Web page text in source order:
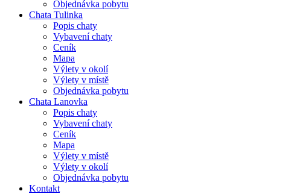
Objednávka pobytu
Chata Tulinka
Popis chaty
Vybavení chaty
Ceník
Mapa
Výlety v okolí
Výlety v místě
Objednávka pobytu
Chata Lanovka
Popis chaty
Vybavení chaty
Ceník
Mapa
Výlety v místě
Výlety v okolí
Objednávka pobytu
Kontakt